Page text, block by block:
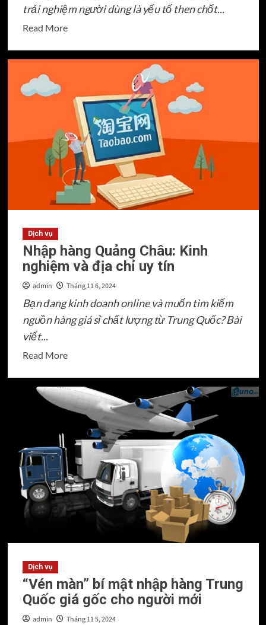
trải nghiệm người dùng là yếu tố then chốt...
Read MoreRead
about
Đào
Cute:
Từ
truyện
kinh
điển
đến
tác
nhất,
tất
có
tại
Dịch vụ
Nhập hàng Quảng Châu: Kinh
nghiệm và địa chỉ uy tín
admin Tháng 11 6, 2024
Bạn đang kinh doanh online và muốn tìm kiếm
nguồn hàng giá sỉ chất lượng từ Trung Quốc? Bài
viết...
Read MoreRead
about
Nhập
hàng
Quảng
Châu:
Kinh
nghiệm
và
địa
chỉ
tín
Dịch vụ
“Vén màn” bí mật nhập hàng Trung
Quốc giá gốc cho người mới
admin Tháng 11 5, 2024